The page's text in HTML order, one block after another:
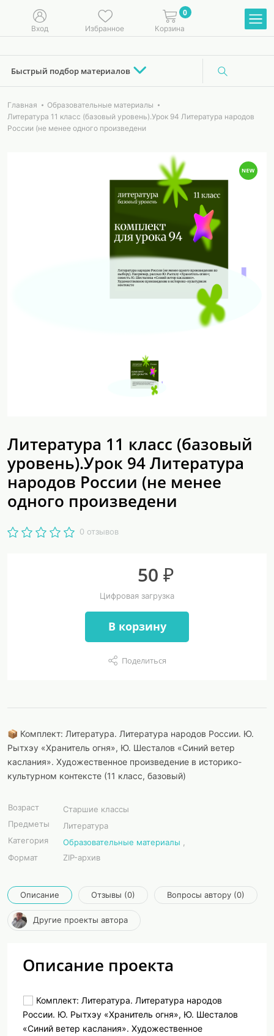
Вход Избранное
0
Корзина
Быстрый подбор материалов
Главная
Образовательные материалы
Литература 11 класс (базовый уровень).Урок 94 Литература народов
России (не менее одного произведени
Литература 11 класс (базовый
уровень).Урок 94 Литература
народов России (не менее
одного произведени
0 отзывов
50 ₽
Цифровая загрузка
В корзину
Поделиться
📦 Комплект: Литература. Литература народов России. Ю.
Рытхэу «Хранитель огня», Ю. Шесталов «Синий ветер
каслания». Художественное произведение в историко-
культурном контексте (11 класс, базовый)
Возраст
Старшие классы
Предметы
Литература
Категория
Образовательные материалы
Формат
ZIP-архив
Описание Отзывы (0) Вопросы автору (0)
Другие проекты автора
Описание проекта
Комплект: Литература. Литература народов
России. Ю. Рытхэу «Хранитель огня», Ю. Шесталов
«Синий ветер каслания». Художественное